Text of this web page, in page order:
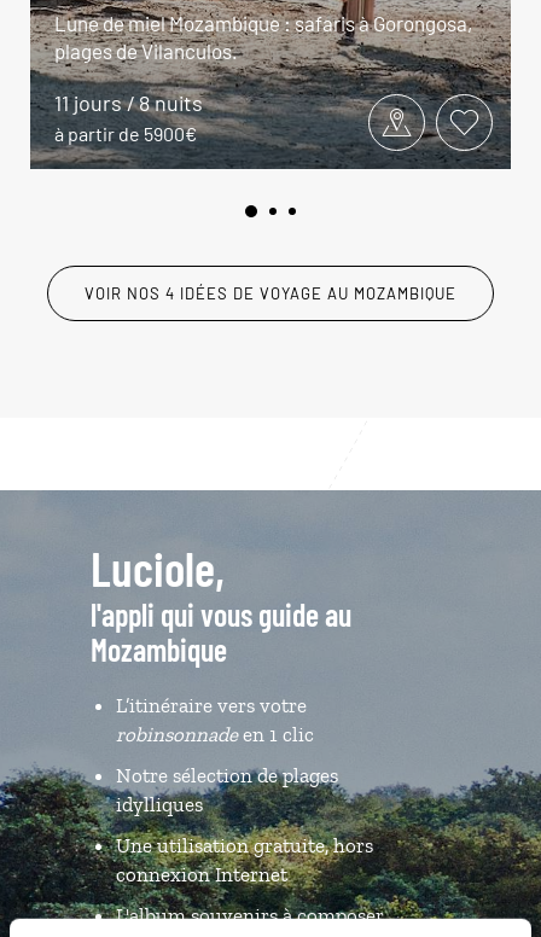
Lune de miel Mozambique : safaris à Gorongosa,
plages de Vilanculos.
11 jours / 8 nuits
à partir de 5900€
VOIR NOS 4 IDÉES DE VOYAGE AU MOZAMBIQUE
Luciole,
l'appli qui vous guide au
Mozambique
L’itinéraire vers votre
robinsonnadeen 1 clic
Notre sélection de plages
idylliques
Une utilisation gratuite, hors
connexion Internet
L'album souvenirs à composer